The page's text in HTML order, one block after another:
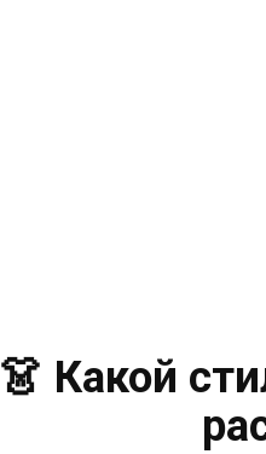
👗 Какой